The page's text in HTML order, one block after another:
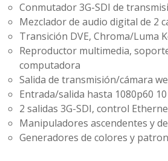
Conmutador 3G-SDI de
Mezclador de audio digital de 2
Transición DVE, Chroma/Luma
Reproductor multimedia,
computadora
Salida de transmisión/cámara
Entrada/salida hasta 1080p60
2 salidas 3G-SDI, control
Manipuladores ascendentes y
Generadores de colores y